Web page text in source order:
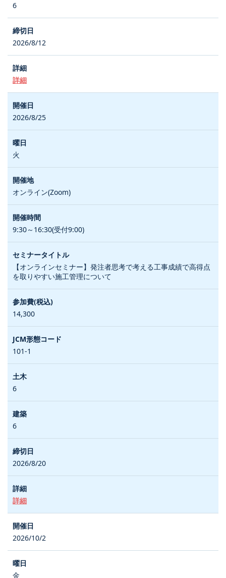
6
2026/8/12
詳細
2026/8/25
火
オンライン(Zoom)
9:30～16:30(受付9:00)
【オンラインセミナー】発注者思考で考える工事成績で高得点
を取りやすい施工管理について
14,300
101-1
6
6
2026/8/20
詳細
2026/10/2
金